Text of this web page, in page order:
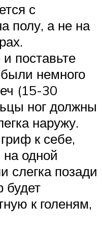
с
полу, а не на
поставьте
немного
(15-30
ног должны
наружу.
к себе,
на одной
слегка позади
будет
к голеням,